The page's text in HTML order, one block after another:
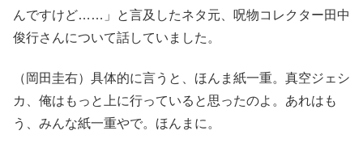
んですけど……」と言及したネタ元、呪物コレクター田中
俊行さんについて話していました。
（岡田圭右）具体的に言うと、ほんま紙一重。真空ジェシ
カ、俺はもっと上に行っていると思ったのよ。あれはも
う、みんな紙一重やで。ほんまに。